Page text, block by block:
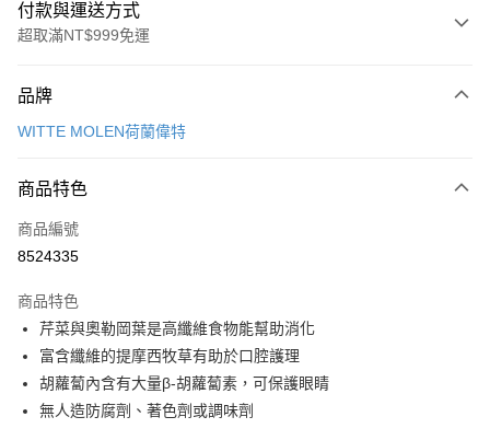
付款與運送方式
超取滿NT$999免運
信用卡一次付款
3 期 0 利率 每期
合作金庫商業銀行
上海商業儲蓄銀行
臺灣中小企業銀行
匯豐（台灣）商業銀行
華泰商業銀行
聯邦商業銀行
遠東國際商業銀行
元大商業銀行
永豐商業銀行
玉山商業銀行
超商取貨付款
LINE Pay
Apple Pay
街口支付
悠遊付
品牌
WITTE MOLEN荷蘭偉特
商品特色
商品編號
8524335
商品特色
芹菜與奧勒岡葉是高纖維食物能幫助消化
富含纖維的提摩西牧草有助於口腔護理
胡蘿蔔內含有大量β-胡蘿蔔素，可保護眼睛
無人造防腐劑、著色劑或調味劑